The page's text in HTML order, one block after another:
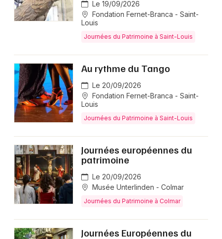
Le 19/09/2026
Fondation Fernet-Branca - Saint-
Louis
Journées du Patrimoine à Saint-Louis
Au rythme du Tango
Le 20/09/2026
Fondation Fernet-Branca - Saint-
Louis
Journées du Patrimoine à Saint-Louis
Journées européennes du
patrimoine
Le 20/09/2026
Musée Unterlinden - Colmar
Journées du Patrimoine à Colmar
Journées Européennes du